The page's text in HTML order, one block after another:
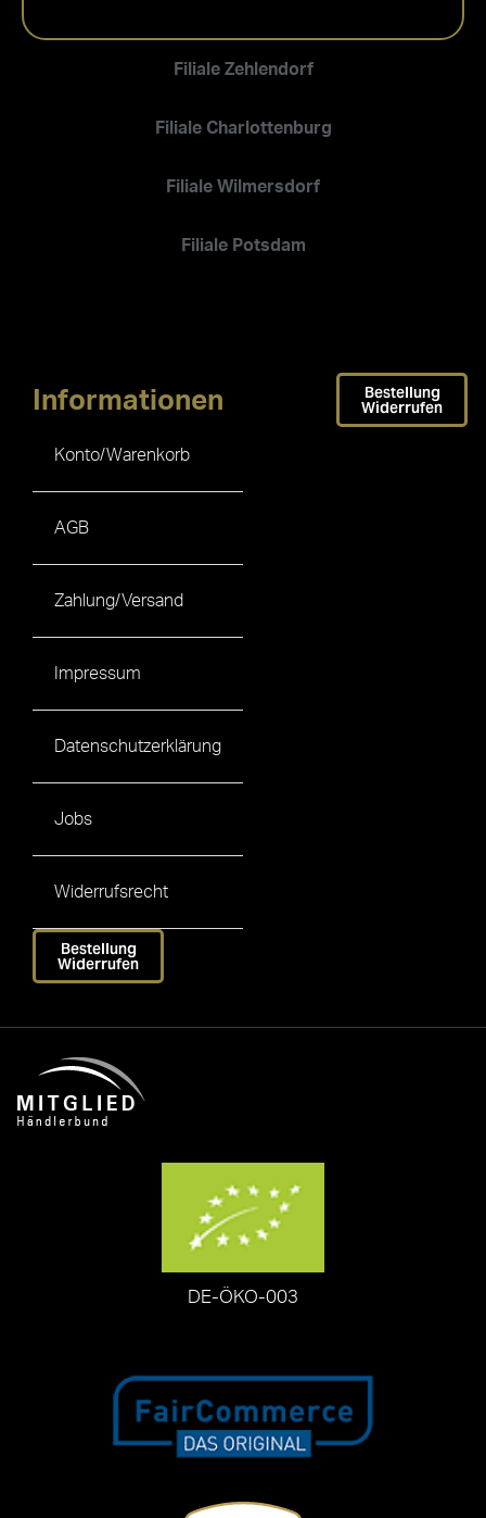
Filiale Zehlendorf
Filiale Charlottenburg
Filiale Wilmersdorf
Filiale Potsdam
Informationen
Konto/Warenkorb
AGB
Zahlung/Versand
Impressum
Datenschutzerklärung
Jobs
Widerrufsrecht
Bestellung
Widerrufen
Bestellung
Widerrufen
DE-ÖKO-003